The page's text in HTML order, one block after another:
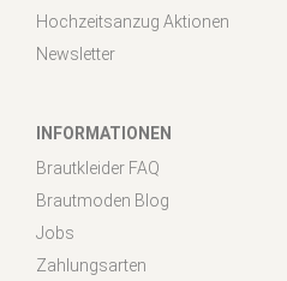
Hochzeitsanzug Aktionen
Newsletter
INFORMATIONEN
Brautkleider FAQ
Brautmoden Blog
Jobs
Zahlungsarten